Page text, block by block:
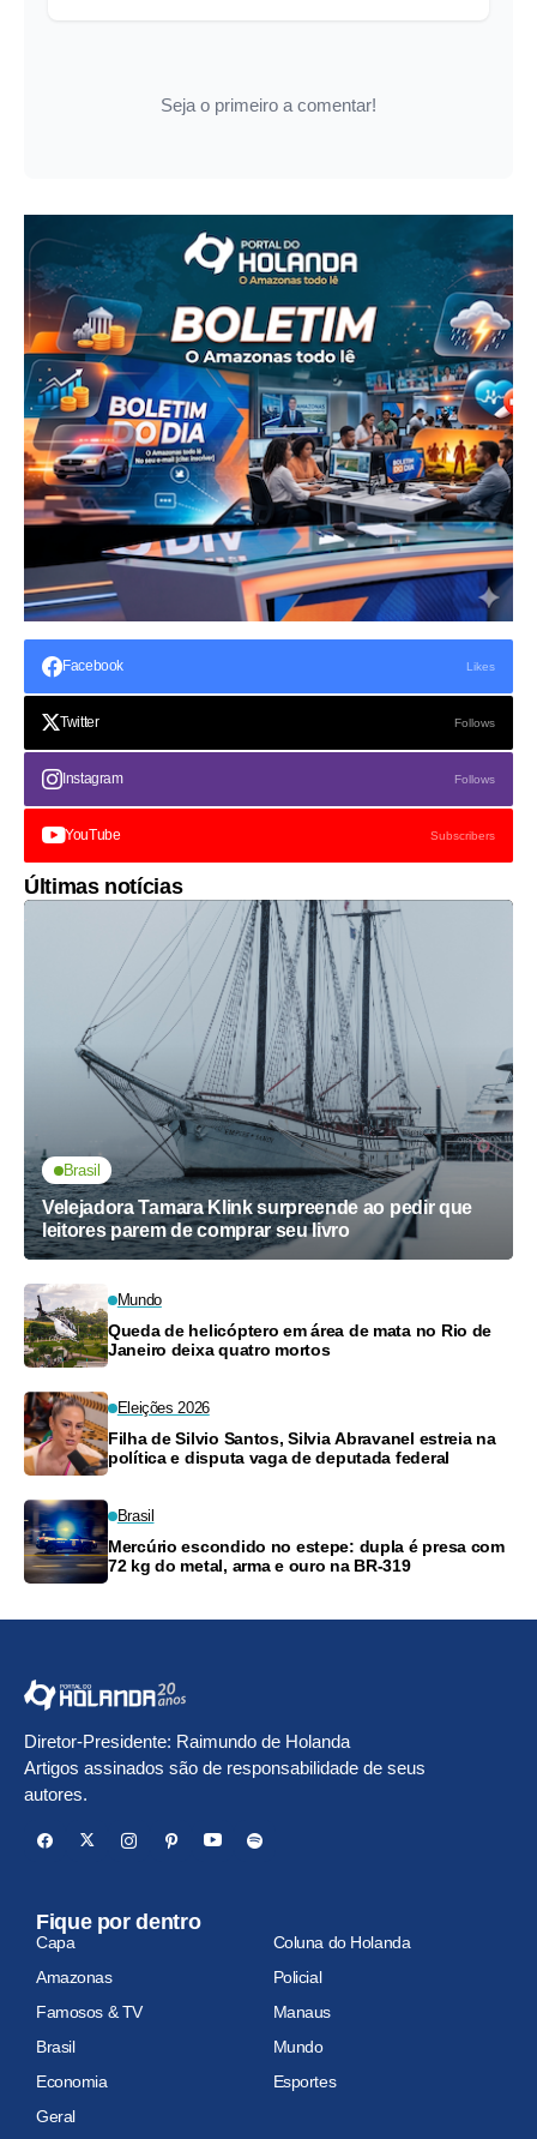
Seja o primeiro a comentar!
Facebook Likes
Twitter Follows
Instagram Follows
YouTube Subscribers
Últimas notícias
Brasil
Velejadora Tamara Klink surpreende ao pedir que
leitores parem de comprar seu livro
Mundo
Queda de helicóptero em área de mata no Rio de
Janeiro deixa quatro mortos
Eleições 2026
Filha de Silvio Santos, Silvia Abravanel estreia na
política e disputa vaga de deputada federal
Brasil
Mercúrio escondido no estepe: dupla é presa com
72 kg do metal, arma e ouro na BR-319
Diretor-Presidente: Raimundo de Holanda
Artigos assinados são de responsabilidade de seus
autores.
Fique por dentro
Capa
Coluna do Holanda
Amazonas
Policial
Famosos & TV
Manaus
Brasil
Mundo
Economia
Esportes
Geral